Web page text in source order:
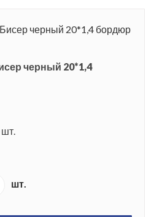
черный 20*1,4
шт.
шт.